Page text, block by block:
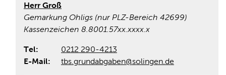
Herr Groß
Gemarkung Ohligs (nur PLZ-Bereich 42699)
Kassenzeichen 8.8001.57xx.xxxx.x
Tel:
0212 290-4213
E-Mail:
tbs.grundabgaben@solingen.de